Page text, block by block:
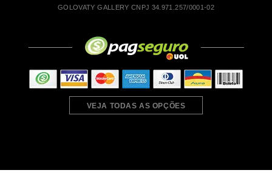
GOLOVATY GALLERY CNPJ 34.971.257/0001-02
VEJA TODAS AS OPÇÕES